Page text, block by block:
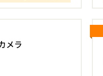
メラ